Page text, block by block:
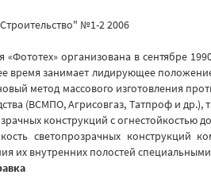
№1-2 2006
«Фототех» организована в сентябре
время занимает лидирующее положение
метод массового изготовления
(ВСМПО, Агрисовгаз, Татпроф и
конструкций с огнестойкостью
светопрозрачных конструкций
их внутренних полостей